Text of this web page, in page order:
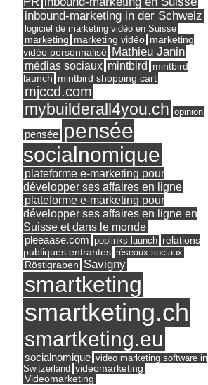
inbound-marketing in der Schweiz
logiciel de marketing vidéo en Suisse
marketing marketing vidéo marketing
vidéo personnalisé Mathieu Janin
médias sociaux mintbird
mintbird
launch mintbird shopping cart
mjccd.com
mybuilderall4you.ch opinion
pensée pensée
socialnomique
plateforme e-marketing pour
développer ses affaires en ligne
plateforme e-marketing pour
développer ses affaires en ligne en
Suisse et dans le monde
pleeaase.com poplinks launch relations
publiques entrantes réseaux sociaux
Röstigraben Savigny
smartketing
smartketing.ch
smartketing.eu
socialnomique video marketing software in
Switzerland videomarketing
Videomarketing